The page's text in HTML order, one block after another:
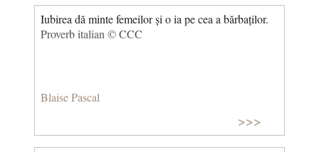
Iubirea dă minte femeilor și o ia pe cea a bărbaților.
Proverb italian © CCC
Blaise Pascal
>>>